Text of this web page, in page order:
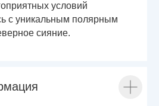
условий
с уникальным полярным
сияние.